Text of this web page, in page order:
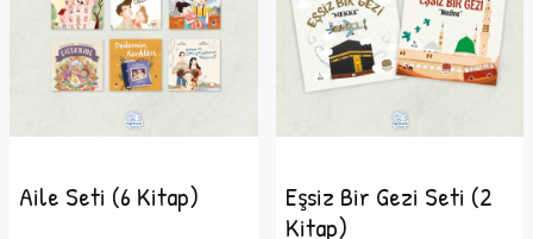
Aile Seti (6 Kitap)
Eşsiz Bir Gezi Seti (2
Kitap)